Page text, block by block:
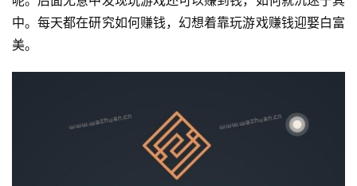
中。每天都在研究如何赚钱，幻想着靠玩游戏赚钱迎娶白富
美。